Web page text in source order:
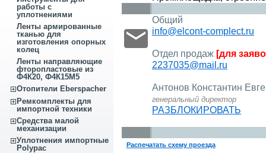
работы с
уплотнениями
Ленты армированные
тканью для
изготовления опорных
колец
Ленты направляющие
фторопластовые из
Ф4К20, Ф4К15М5
Отопители Eberspacher
Ремкомплекты для
импортной техники
Средства малой
механизации
Уплотнения импортные
Polypac
Общий
info@elcont-complect.ru
Отдел продаж [для
2237035@mail.ru
Антонов Константин
генеральный директор
РАЗБЛОКИРОВАТЬ
Распечатать схему проезда